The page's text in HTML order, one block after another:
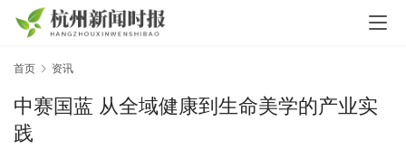
首页 资讯
中赛国蓝 从全域健康到生命美学的产业实
践